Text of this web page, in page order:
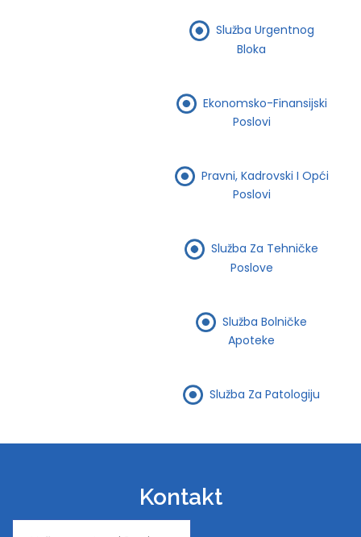
Služba Urgentnog
Bloka
Ekonomsko-Finansijski
Poslovi
Pravni, Kadrovski I Opći
Poslovi
Služba Za Tehničke
Poslove
Služba Bolničke
Apoteke
Služba Za Patologiju
Kontakt